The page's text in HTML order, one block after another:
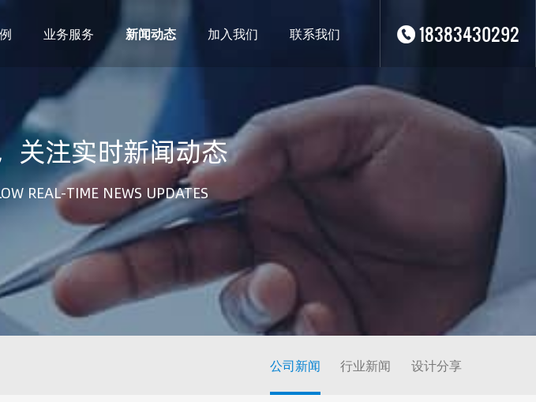
业务服务 新闻动态 加入我们 联系我们 18383430292
关注实时新闻动态
REAL-TIME NEWS UPDATES
公司新闻 行业新闻 设计分享